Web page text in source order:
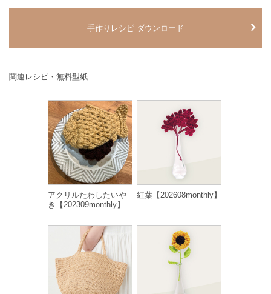
手作りレシピ ダウンロード
関連レシピ・無料型紙
アクリルたわしたいや
き【202309monthly】
紅葉【202608monthly】